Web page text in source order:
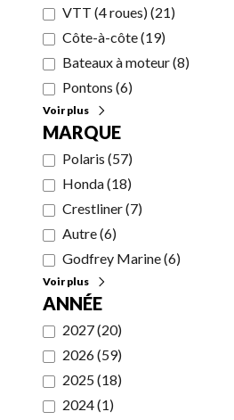
VTT (4 roues)(21)
Côte-à-côte(19)
Bateaux à moteur(8)
Pontons (6)
Voir plus
MARQUE
Polaris (57)
Honda(18)
Crestliner(7)
Autre(6)
Godfrey Marine(6)
Voir plus
ANNÉE
2027(20)
2026(59)
2025(18)
2024(1)